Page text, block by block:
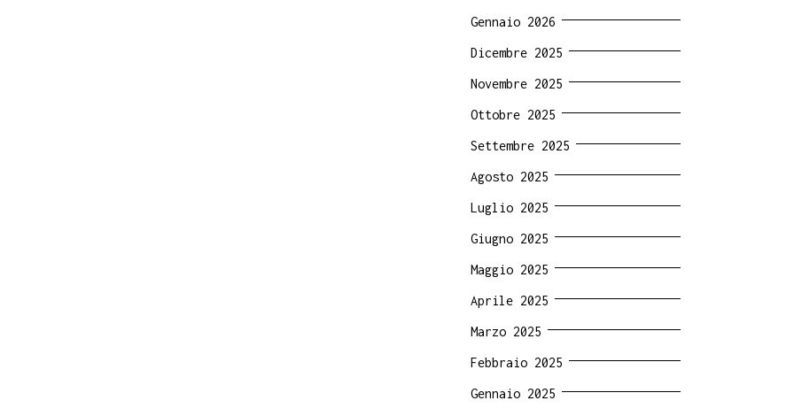
Gennaio 2026
Dicembre 2025
Novembre 2025
Ottobre 2025
Settembre 2025
Agosto 2025
Luglio 2025
Giugno 2025
Maggio 2025
Aprile 2025
Marzo 2025
Febbraio 2025
Gennaio 2025